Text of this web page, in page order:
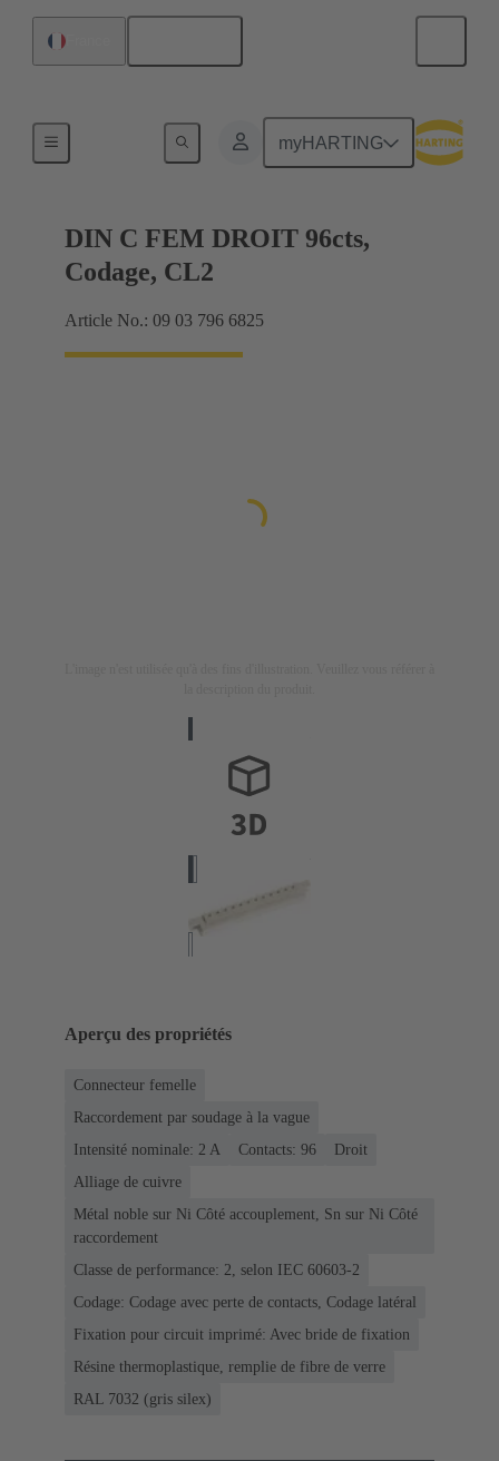
myHARTING
Raccordement carte mère à carte fille
DIN C FEM DROIT 96cts,
Codage, CL2
Article No.: 09 03 796 6825
Aperçu des propriétés
Connecteur femelle
Raccordement par soudage à la vague
Intensité nominale: ‌2 A
Contacts: 96
Droit
Alliage de cuivre
Métal noble sur Ni Côté accouplement, Sn sur Ni Côté
raccordement
Classe de performance: 2, selon IEC 60603-2
Codage: Codage avec perte de contacts, Codage latéral
Fixation pour circuit imprimé: Avec bride de fixation
Résine thermoplastique, remplie de fibre de verre
RAL 7032 (gris silex)